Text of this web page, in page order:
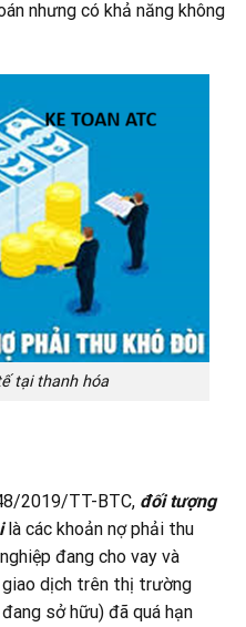
nhưng có khả năng không
tại thanh hóa
2019/TT-BTC, đối tượng
là các khoản nợ phải thu
đang cho vay và
dịch trên thị trường
sở hữu) đã quá hạn